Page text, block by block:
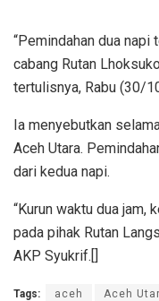
“Pemindahan dua
cabang Rutan
tertulisnya, Rabu (30/
Ia menyebutkan
Aceh Utara.
dari kedua napi.
“Kurun waktu dua jam,
pada pihak Rutan
AKP Syukrif.[]
Tags: aceh Aceh